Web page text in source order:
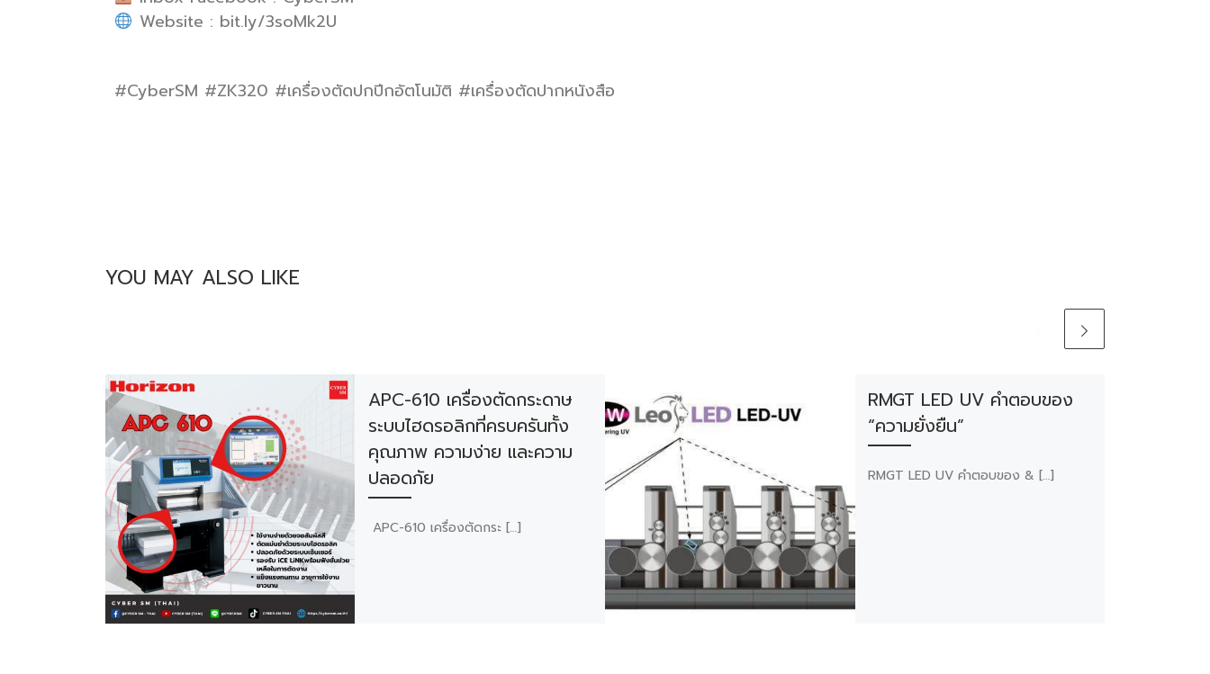
Website : bit.ly/3soMk2U
#CyberSM #ZK320 #เครื่องตัดปกปีกอัตโนมัติ #เครื่องตัดปากหนังสือ
YOU MAY ALSO LIKE
APC-610 เครื่องตัดกระดาษ
ระบบไฮดรอลิกที่ครบครันทั้ง
คุณภาพ ความง่าย และความ
ปลอดภัย
APC-610 เครื่องตัดกระ […]
RMGT LED UV คำตอบของ
“ความยั่งยืน”
RMGT LED UV คำตอบของ & […]